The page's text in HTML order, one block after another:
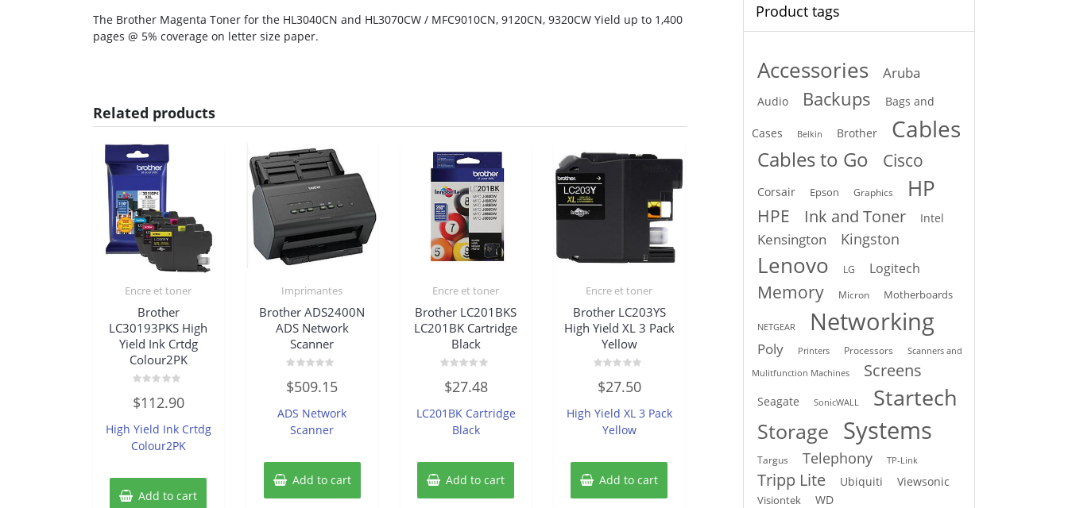
The Brother Magenta Toner for the HL3040CN and HL3070CW / MFC9010CN, 9120CN, 9320CW Yield up to 1,400
pages @ 5% coverage on letter size paper.
Related products
Encre et toner
Brother
LC30193PKS High
Yield Ink Crtdg
Colour2PK
0
out
5
$112.90
High Yield Ink Crtdg
Colour2PK
Add to cart
Imprimantes
Brother ADS2400N
ADS Network
Scanner
0
out
5
$509.15
ADS Network
Scanner
Add to cart
Encre et toner
Brother LC201BKS
LC201BK Cartridge
Black
0
out
5
$27.48
LC201BK Cartridge
Black
Add to cart
Encre et toner
Brother LC203YS
High Yield XL 3 Pack
Yellow
0
out
5
$27.50
High Yield XL 3 Pack
Yellow
Add to cart
Product tags
Accessories Aruba
Audio Backups Bags and
Cases Belkin Brother Cables
Cables to Go Cisco
Corsair Epson Graphics HP
HPE Ink and Toner Intel
Kensington Kingston
Lenovo LG Logitech
Memory Micron Motherboards
NETGEAR Networking
Poly Printers Processors
Scanners and
Mulitfunction Machines
Screens
Seagate SonicWALL Startech
Storage Systems
Targus Telephony TP-Link
Tripp Lite Ubiquiti Viewsonic
Visiontek WD